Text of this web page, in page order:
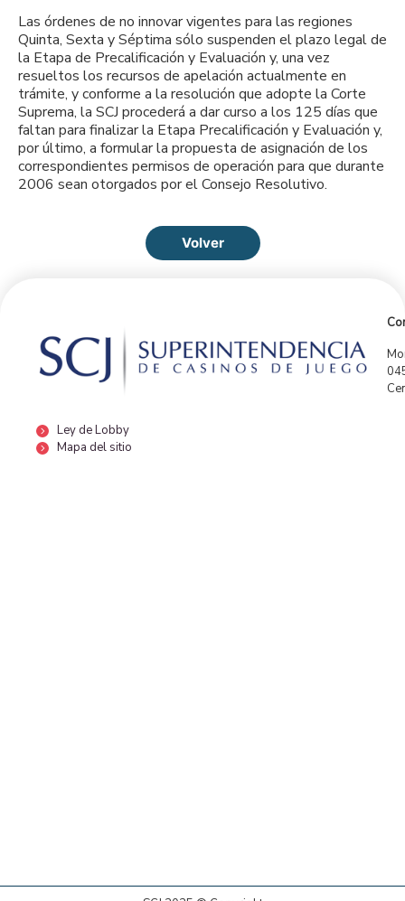
Las órdenes de no innovar vigentes para las regiones
Quinta, Sexta y Séptima sólo suspenden el plazo legal de
la Etapa de Precalificación y Evaluación y, una vez
resueltos los recursos de apelación actualmente en
trámite, y conforme a la resolución que adopte la Corte
Suprema, la SCJ procederá a dar curso a los 125 días que
faltan para finalizar la Etapa Precalificación y Evaluación y,
por último, a formular la propuesta de asignación de los
correspondientes permisos de operación para que durante
2006 sean otorgados por el Consejo Resolutivo.
Volver
Ley de Lobby
Mapa del sitio